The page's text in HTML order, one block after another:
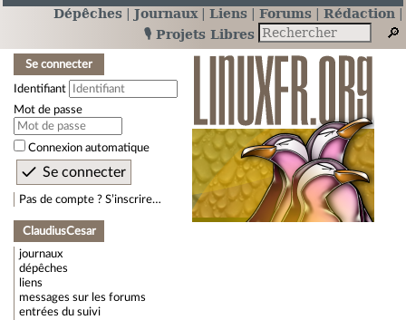
Dépêches Journaux Liens Forums
Rédaction
🎙️ Projets Libres
Se connecter
Identifiant
Mot de passe
Connexion automatique
Pas de compte ? S’inscrire…
ClaudiusCesar
journaux
dépêches
liens
messages sur les forums
entrées du suivi